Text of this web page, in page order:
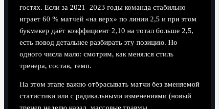
гостях. Если за 2021–2023 годы команда стабильно
играет 60 % матчей «на верх» по линии 2,5 и при этом
букмекер даёт коэффициент 2,10 на тотал больше 2,5,
есть повод детальнее разбирать эту позицию. Но
одного числа мало: смотрим, как менялся стиль
тренера, состав, темп.
На этом этапе важно отбрасывать матчи без вменяемой
статистики или с радикальными изменениями (новый